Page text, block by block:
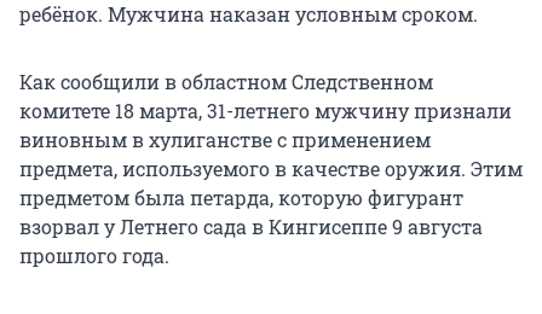
ребёнок. Мужчина наказан условным сроком.
Как сообщили в областном Следственном
комитете 18 марта, 31-летнего мужчину признали
виновным в хулиганстве с применением
предмета, используемого в качестве оружия. Этим
предметом была петарда, которую фигурант
взорвал у Летнего сада в Кингисеппе 9 августа
прошлого года.